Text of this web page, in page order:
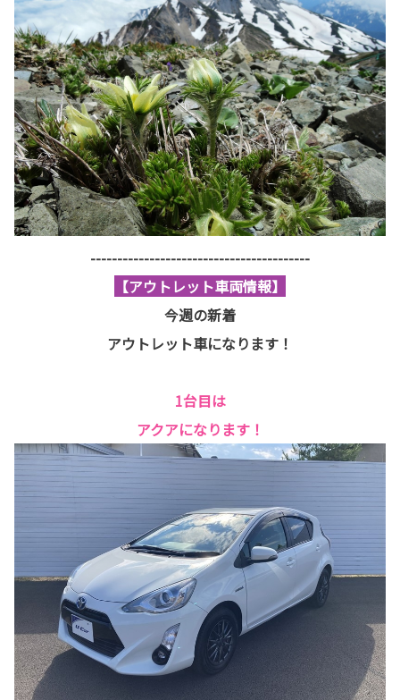
-----------------------------------------
【アウトレット車両情報】
今週の新着
アウトレット車になります！
1台目は
アクアになります！